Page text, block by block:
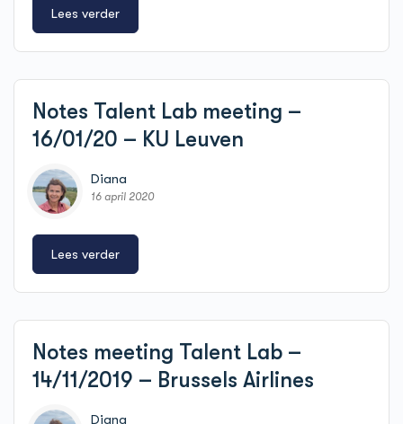
Lees verder
Notes Talent Lab meeting –
16/01/20 – KU Leuven
Diana
16 april 2020
Lees verder
Notes meeting Talent Lab –
14/11/2019 – Brussels Airlines
Diana